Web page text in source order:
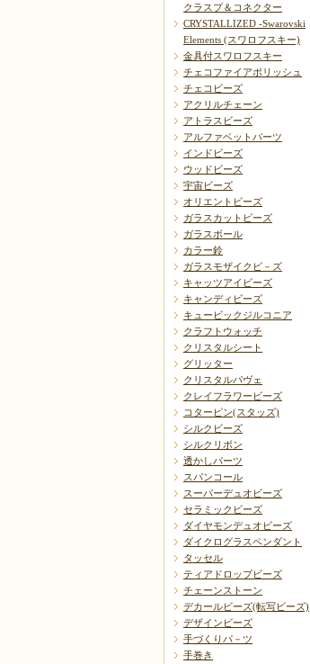
クラスプ＆コネクター
CRYSTALLIZED -Swarovski
Elements (スワロフスキー)
金具付スワロフスキー
チェコファイアポリッシュ
チェコビーズ
アクリルチェーン
アトラスビーズ
アルファベットパーツ
インドビーズ
ウッドビーズ
宇宙ビーズ
オリエントビーズ
ガラスカットビーズ
ガラスボール
カラー鈴
ガラスモザイクビ－ズ
キャッツアイビーズ
キャンディビーズ
キュービックジルコニア
クラフトウォッチ
クリスタルシート
グリッター
クリスタルパヴェ
クレイフラワービーズ
コターピン(スタッズ)
シルクビーズ
シルクリボン
透かしパーツ
スパンコール
スーパーデュオビーズ
セラミックビーズ
ダイヤモンデュオビーズ
ダイクログラスペンダント
タッセル
ティアドロップビーズ
チェーンストーン
デカールビーズ(転写ビーズ)
デザインビーズ
手づくりパ－ツ
手巻き